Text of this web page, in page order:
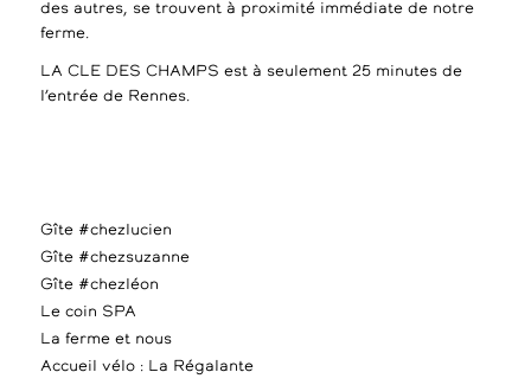
des autres, se trouvent à proximité immédiate de notre
ferme.
LA CLE DES CHAMPS est à seulement 25 minutes de
l’entrée de Rennes.
Gîte #chezlucien
Gîte #chezsuzanne
Gîte #chezléon
Le coin SPA
La ferme et nous
Accueil vélo : La Régalante